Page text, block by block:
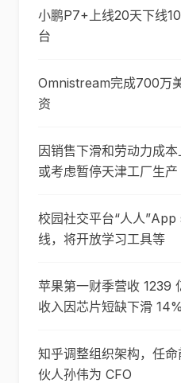
小鹏P7+上线20天下线
台
Omnistream完成700万
资
因销售下滑和劳动力成
或考虑暂停天津工厂生产
校园社交平台“人人
线，将开放学习工具等
苹果第一财季营收 1239
收入因芯片短缺下滑 14%
知乎调整组织架构，任
伙人孙伟为 CFO